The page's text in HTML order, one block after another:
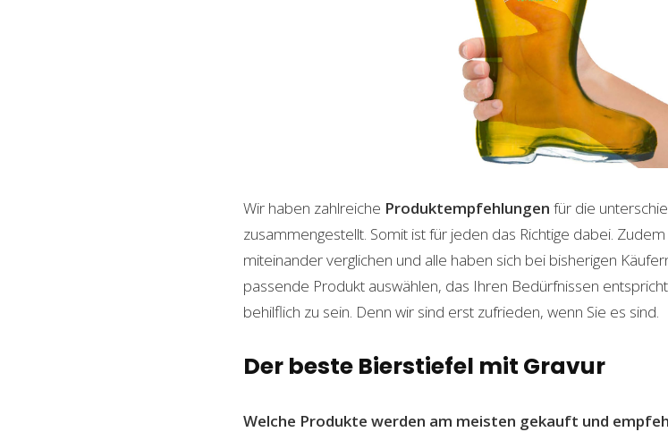
Wir haben zahlreiche Produktempfehlungen für die
zusammengestellt. Somit ist für jeden das Richtige dabei.
miteinander verglichen und alle haben sich bei bisherigen
passende Produkt auswählen, das Ihren Bedürfnissen
behilflich zu sein. Denn wir sind erst zufrieden, wenn Sie es sind.
Der beste Bierstiefel mit Gravur
Welche Produkte werden am meisten gekauft und